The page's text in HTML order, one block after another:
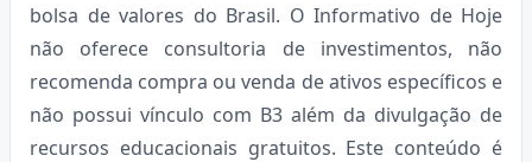
bolsa de valores do Brasil. O Informativo de Hoje
não oferece consultoria de investimentos, não
recomenda compra ou venda de ativos específicos e
não possui vínculo com B3 além da divulgação de
recursos educacionais gratuitos. Este conteúdo é